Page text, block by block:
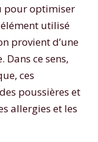
pour optimiser
utilisé
provient d’une
ce sens,
ces
poussières et
allergies et les